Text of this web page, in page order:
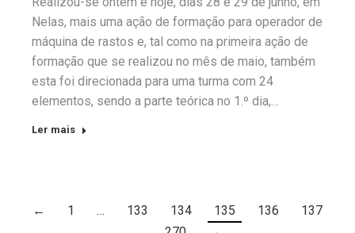
Nelas, mais uma ação de formação para operador de
máquina de rastos e, tal como na primeira ação de
formação que se realizou no mês de maio, também
esta foi direcionada para uma turma com 24
elementos, sendo a parte teórica no 1.º dia,…
Ler mais
← 1 … 133 134 135 136
137